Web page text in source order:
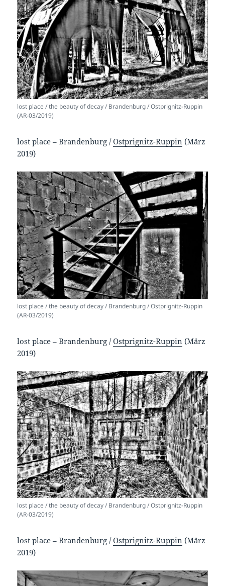
lost place / the beauty of decay / Brandenburg / Ostprignitz-Ruppin
(AR-03/2019)
lost place – Brandenburg /Ostprignitz-Ruppin (März
2019)
lost place / the beauty of decay / Brandenburg / Ostprignitz-Ruppin
(AR-03/2019)
lost place – Brandenburg /Ostprignitz-Ruppin (März
2019)
lost place / the beauty of decay / Brandenburg / Ostprignitz-Ruppin
(AR-03/2019)
lost place – Brandenburg /Ostprignitz-Ruppin (März
2019)